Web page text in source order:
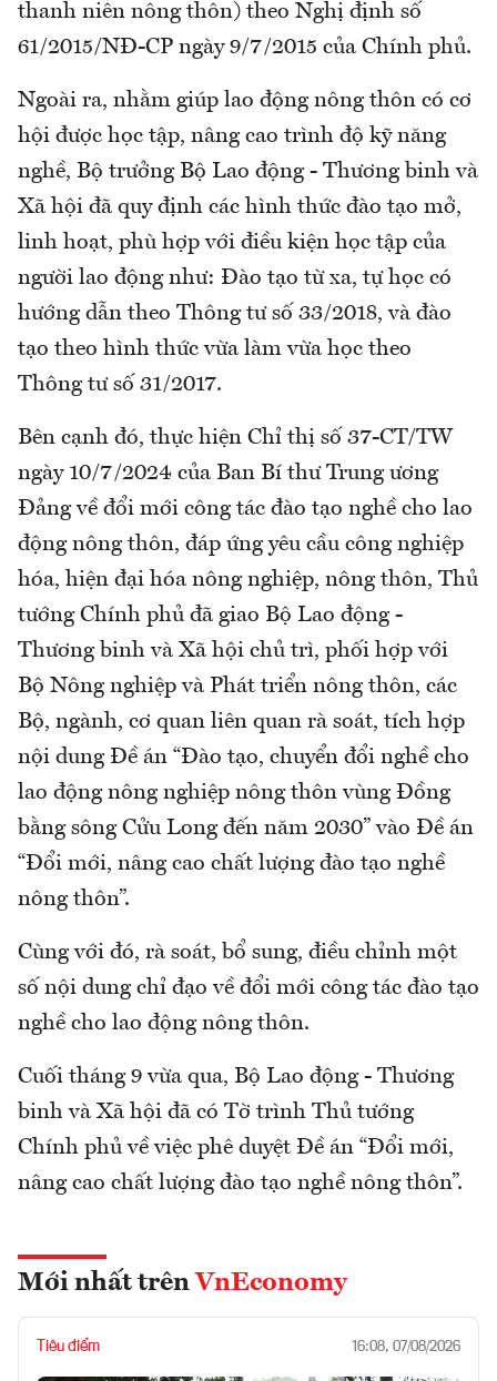
thanh niên nông thôn) theo Nghị định số
61/2015/NĐ-CP ngày 9/7/2015 của Chính phủ.
Ngoài ra, nhằm giúp lao động nông thôn có cơ
hội được học tập, nâng cao trình độ kỹ năng
nghề, Bộ trưởng Bộ Lao động - Thương binh và
Xã hội đã quy định các hình thức đào tạo mở,
linh hoạt, phù hợp với điều kiện học tập của
người lao động như: Đào tạo từ xa, tự học có
hướng dẫn theo Thông tư số 33/2018, và đào
tạo theo hình thức vừa làm vừa học theo
Thông tư số 31/2017.
Bên cạnh đó, thực hiện Chỉ thị số 37-CT/TW
ngày 10/7/2024 của Ban Bí thư Trung ương
Đảng về đổi mới công tác đào tạo nghề cho lao
động nông thôn, đáp ứng yêu cầu công nghiệp
hóa, hiện đại hóa nông nghiệp, nông thôn, Thủ
tướng Chính phủ đã giao Bộ Lao động -
Thương binh và Xã hội chủ trì, phối hợp với
Bộ Nông nghiệp và Phát triển nông thôn, các
Bộ, ngành, cơ quan liên quan rà soát, tích hợp
nội dung Đề án “Đào tạo, chuyển đổi nghề cho
lao động nông nghiệp nông thôn vùng Đồng
bằng sông Cửu Long đến năm 2030” vào Đề án
“Đổi mới, nâng cao chất lượng đào tạo nghề
nông thôn”.
Cùng với đó, rà soát, bổ sung, điều chỉnh một
số nội dung chỉ đạo về đổi mới công tác đào tạo
nghề cho lao động nông thôn.
Cuối tháng 9 vừa qua, Bộ Lao động - Thương
binh và Xã hội đã có Tờ trình Thủ tướng
Chính phủ về việc phê duyệt Đề án “Đổi mới,
nâng cao chất lượng đào tạo nghề nông thôn”.
Mới nhất trên VnEconomy
Tiêu điểm 16:08, 07/08/2026